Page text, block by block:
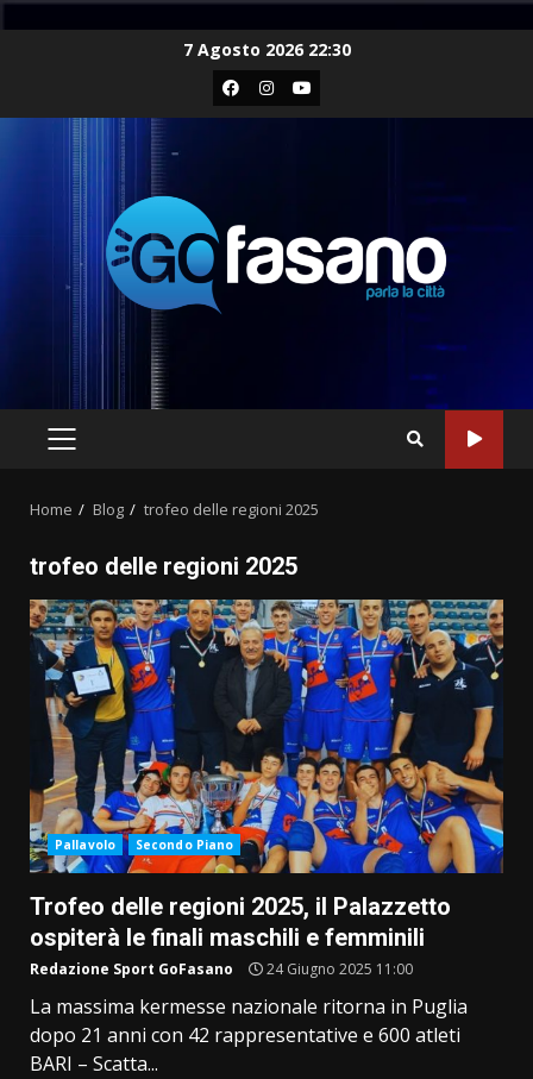
7 Agosto 2026 22:30
Facebook
Instagram
Youtube
PRIMARY
Home Blog trofeo delle regioni 2025
trofeo delle regioni 2025
Pallavolo Secondo Piano
Trofeo delle regioni 2025, il Palazzetto
ospiterà le finali maschili e femminili
Redazione Sport GoFasano 24 Giugno 2025 11:00
La massima kermesse nazionale ritorna in Puglia
dopo 21 anni con 42 rappresentative e 600 atleti
BARI – Scatta...